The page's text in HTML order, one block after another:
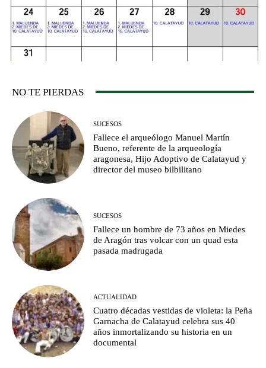
NO TE PIERDAS
SUCESOS
Fallece el arqueólogo Manuel Martín
Bueno, referente de la arqueología
aragonesa, Hijo Adoptivo de Calatayud y
director del museo bilbilitano
SUCESOS
Fallece un hombre de 73 años en Miedes
de Aragón tras volcar con un quad esta
pasada madrugada
ACTUALIDAD
Cuatro décadas vestidas de violeta: la Peña
Garnacha de Calatayud celebra sus 40
años inmortalizando su historia en un
documental